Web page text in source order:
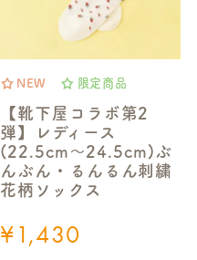
NEW 限定商品
【靴下屋コラボ第2
弾】レディース
(22.5cm～24.5cm)ぶ
んぶん・るんるん刺繍
花柄ソックス
¥1,430